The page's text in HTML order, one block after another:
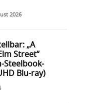
2026
„A
Street“
Steelbook-
Blu-ray)